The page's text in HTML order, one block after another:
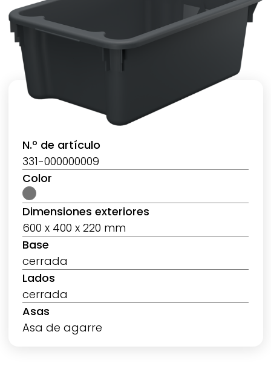
N.º de artículo
331-000000009
Color
Dimensiones exteriores
600 x 400 x 220 mm
Base
cerrada
Lados
cerrada
Asas
Asa de agarre